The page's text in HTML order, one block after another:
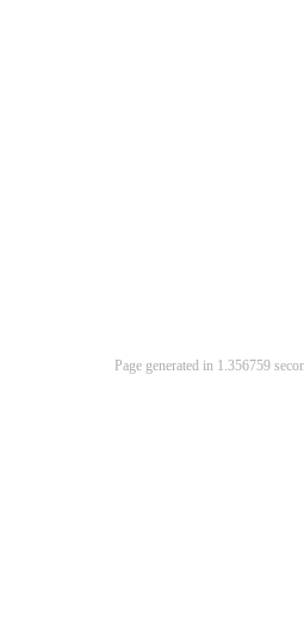
Page generated in 1.356759